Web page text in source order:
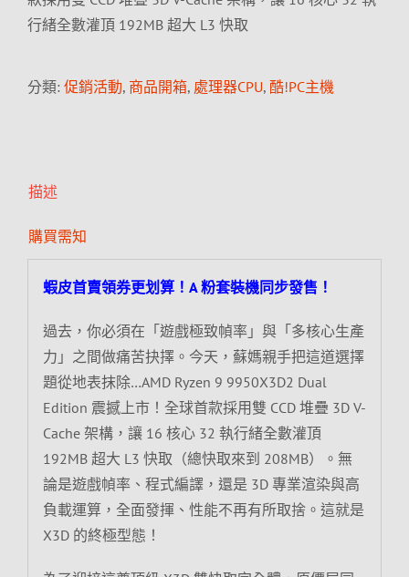
行緒全數灌頂 192MB 超大 L3 快取
分類: 促銷活動, 商品開箱, 處理器CPU, 酷!PC主機
描述
購買需知
蝦皮首賣領券更划算！A 粉套裝機同步發售！
過去，你必須在「遊戲極致幀率」與「多核心生產
力」之間做痛苦抉擇。今天，蘇媽親手把這道選擇
題從地表抹除…AMD Ryzen 9 9950X3D2 Dual
Edition 震撼上市！全球首款採用雙 CCD 堆疊 3D V-
Cache 架構，讓 16 核心 32 執行緒全數灌頂
192MB 超大 L3 快取（總快取來到 208MB）。無
論是遊戲幀率、程式編譯，還是 3D 專業渲染與高
負載運算，全面發揮、性能不再有所取捨。這就是
X3D 的終極型態！